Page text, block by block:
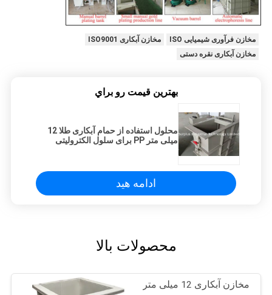
مخازن فرآوری شیمیایی ISO
مخازن آبکاری ISO9001
مخازن آبکاری نقره دستی
بهترين قيمت رو براي
محلول استفاده از حمام آبکاری طلا 12
میلی متر PP برای سلول الکترولیتی
ادامه هید
محصولات بالا
مخازن آبکاری 12 میلی متر